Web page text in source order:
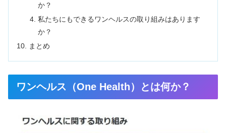
か？
私たちにもできるワンヘルスの取り組みはあります
か？
まとめ
ワンヘルス（One Health）とは何か？